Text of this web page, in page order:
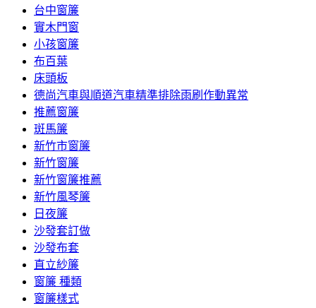
台中窗簾
實木門窗
小孩窗簾
布百葉
床頭板
德尚汽車與順道汽車精準排除雨刷作動異常
推薦窗簾
斑馬簾
新竹市窗簾
新竹窗簾
新竹窗簾推薦
新竹風琴簾
日夜簾
沙發套訂做
沙發布套
直立紗簾
窗簾 種類
窗簾樣式